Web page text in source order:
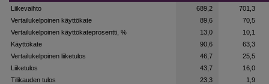
Liikevaihto
689,2
701,3
Vertailukelpoinen käyttökate
89,6
70,5
Vertailukelpoinen käyttökateprosentti, %
13,0
10,1
Käyttökate
90,6
63,3
Vertailukelpoinen liiketulos
46,7
25,5
Liiketulos
43,7
16,0
Tilikauden tulos
23,3 1,9